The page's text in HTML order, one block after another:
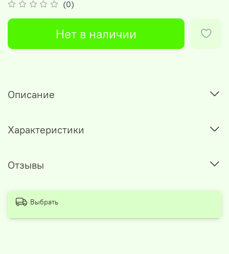
(0)
Нет в наличии
Описание
Характеристики
Отзывы
Выбрать